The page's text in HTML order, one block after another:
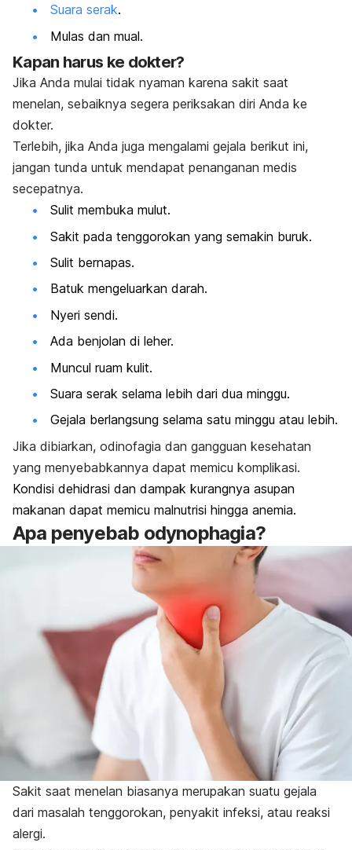
Suara serak.
Mulas dan mual.
Kapan harus ke dokter?
Jika Anda mulai tidak nyaman karena sakit saat
menelan, sebaiknya segera periksakan diri Anda ke
dokter.
Terlebih, jika Anda juga mengalami gejala berikut ini,
jangan tunda untuk mendapat penanganan medis
secepatnya.
Sulit membuka mulut.
Sakit pada tenggorokan yang semakin buruk.
Sulit bernapas.
Batuk mengeluarkan darah.
Nyeri sendi.
Ada benjolan di leher.
Muncul ruam kulit.
Suara serak selama lebih dari dua minggu.
Gejala berlangsung selama satu minggu atau lebih.
Jika dibiarkan, odinofagia dan gangguan kesehatan
yang menyebabkannya dapat memicu komplikasi.
Kondisi dehidrasi dan dampak kurangnya asupan
makanan dapat memicu malnutrisi hingga anemia.
Apa penyebab odynophagia?
Sakit saat menelan biasanya merupakan suatu gejala
dari masalah tenggorokan, penyakit infeksi, atau reaksi
alergi.